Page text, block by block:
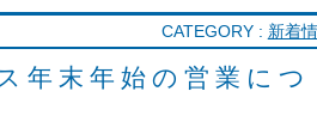
CATEGORY : 新着
年末年始の営業につ